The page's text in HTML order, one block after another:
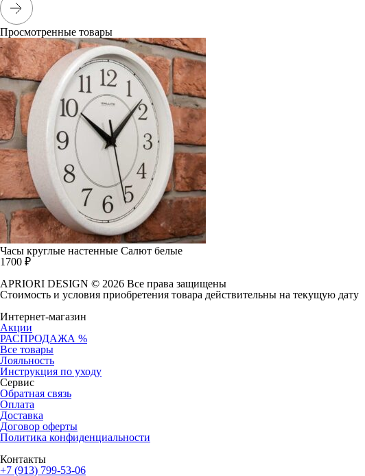
Просмотренные товары
Часы круглые настенные Салют белые
1700 ₽
APRIORI DESIGN © 2026 Все права защищены
Cтоимость и условия приобретения товара действительны на текущую дату
Интернет-магазин
Акции
РАСПРОДАЖА %
Все товары
Лояльность
Инструкция по уходу
Сервис
Обратная связь
Оплата
Доставка
Договор оферты
Политика конфиденциальности
Контакты
+7 (913) 799-53-06